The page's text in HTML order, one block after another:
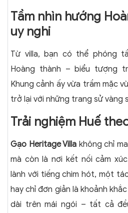
Tầm nhìn hướng
uy nghi
Từ villa, bạn có thể phóng
Hoàng thành – biểu tượng
Khung cảnh ấy vừa trầm mặc
trở lại với những trang sử vàng
Trải nghiệm Huế
Gạo Heritage Villa không chỉ
mà còn là nơi kết nối cảm
lành với tiếng chim hót, một
hay chỉ đơn giản là khoảnh
dài trên mái ngói – tất cả